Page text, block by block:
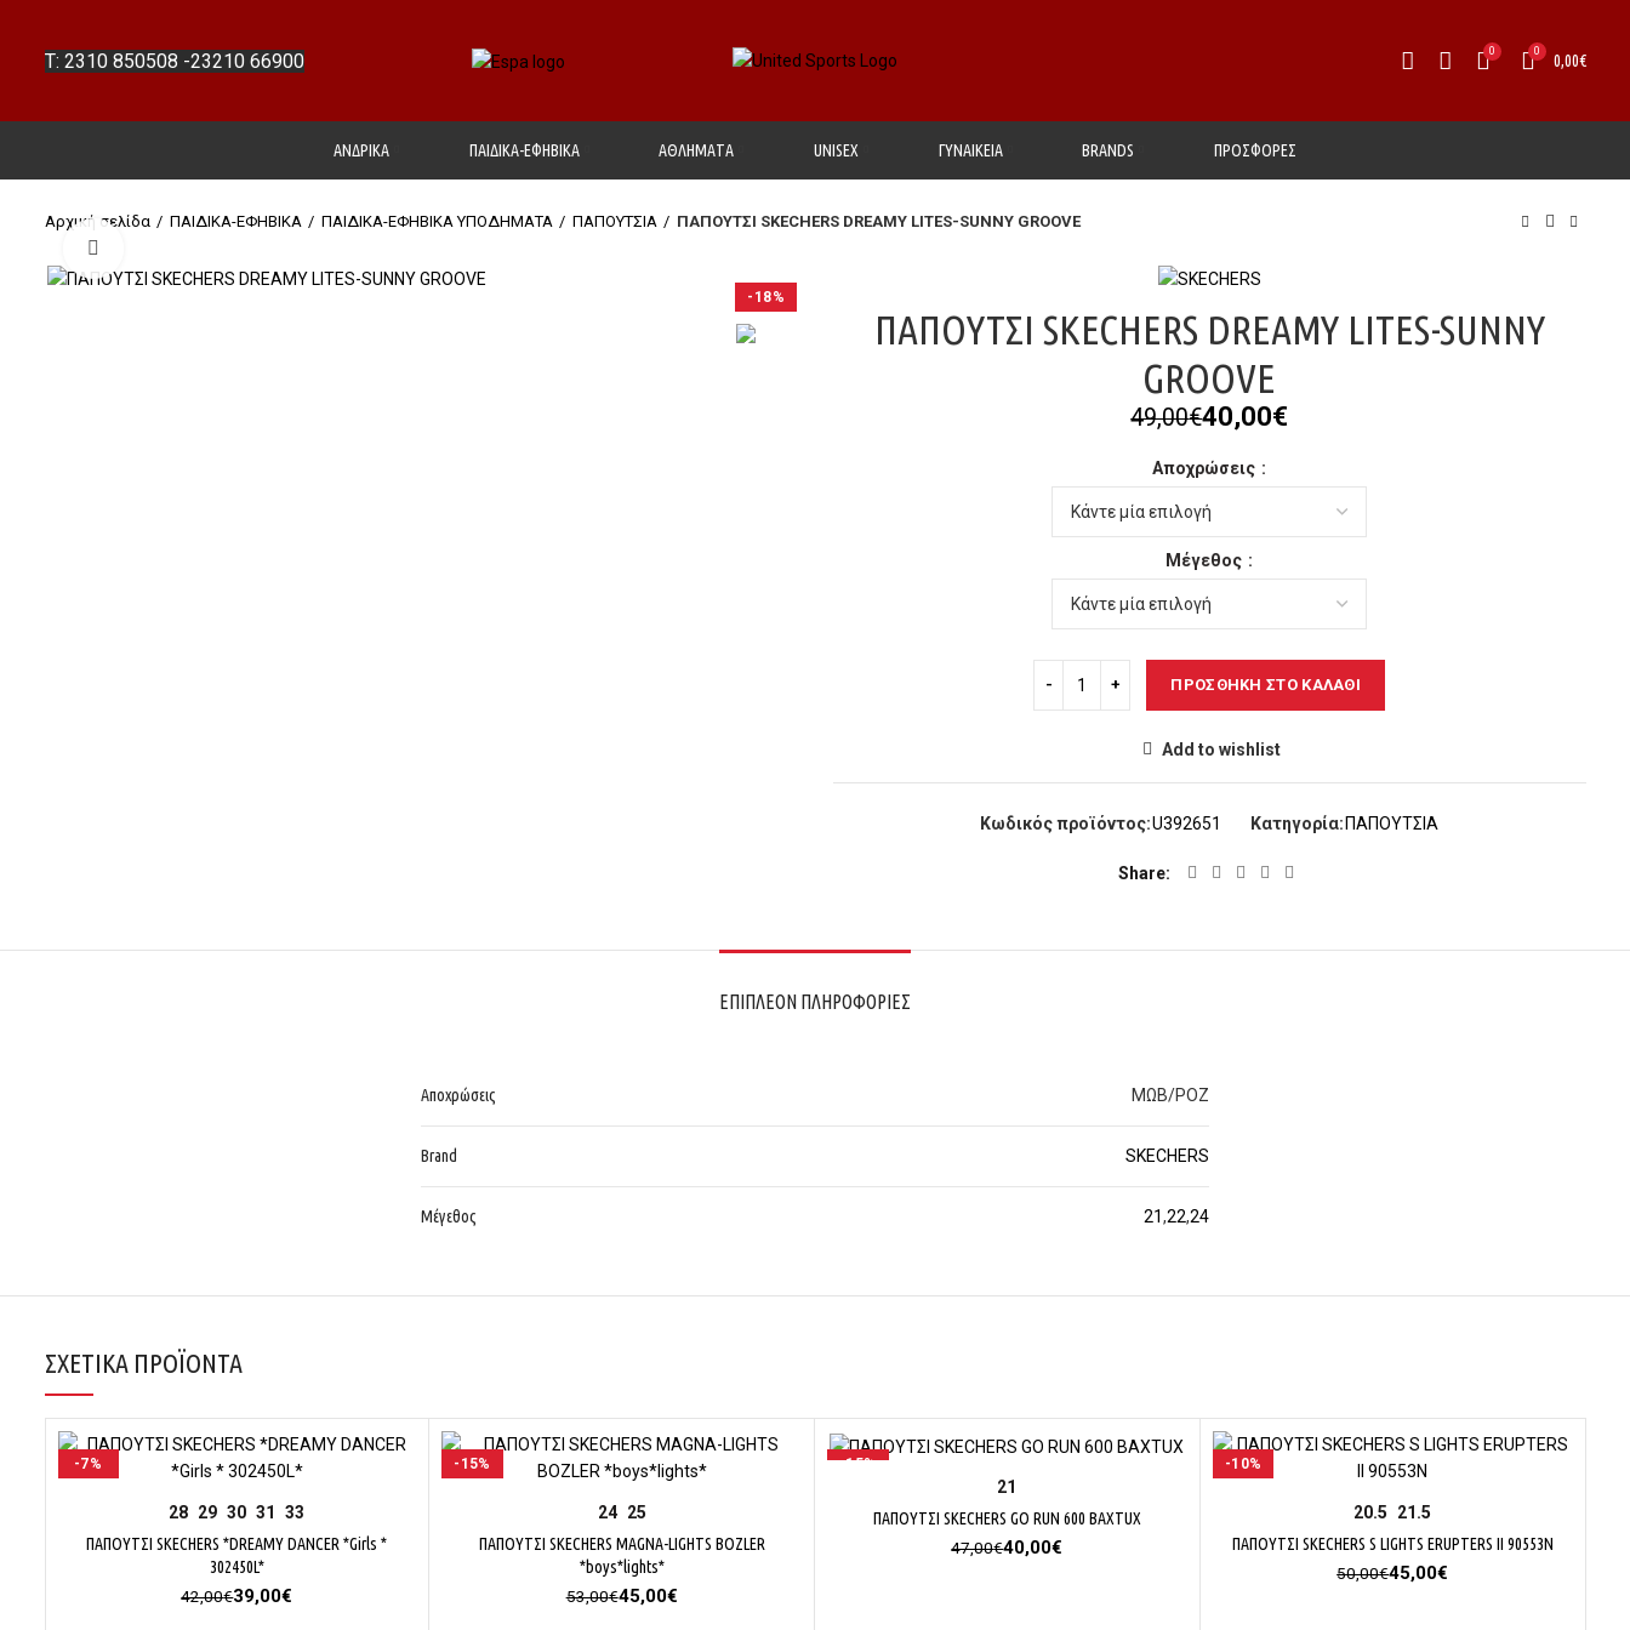
T: 2310 850508 -23210 66900 0 0 0,00€
ΑΝΔΡΙΚΑ ΠΑΙΔΙΚΑ-ΕΦΗΒΙΚΑ ΑΘΛΗΜΑΤΑ UΝΙSΕΧ ΓΥΝΑΙΚΕΙΑ BRANDS ΠΡΟΣΦΟΡΕΣ
Αρχική σελίδα ΠΑΙΔΙΚΑ-ΕΦΗΒΙΚΑ ΠΑΙΔΙΚΑ-ΕΦΗΒΙΚΑ ΥΠΟΔΗΜΑΤΑ ΠΑΠΟΥΤΣΙΑ ΠΑΠΟΥΤΣΙ SKECHERS DREAMY LITES-SUNNY GROOVE
-18%
ΠΑΠΟΥΤΣΙ SKECHERS DREAMY LITES-SUNNY
GROOVE
49,00€Original
was:
49,00€.
40,00€
τιμή
είναι:
40,00€.
Αποχρώσεις
Μέγεθος
ΠΡΟΣΘΉΚΗ ΣΤΟ ΚΑΛΆΘΙ
Add to wishlist
Κωδικός προϊόντος:U392651 Κατηγορία: ΠΑΠΟΥΤΣΙΑ
Share
ΕΠΙΠΛΈΟΝ ΠΛΗΡΟΦΟΡΊΕΣ
Αποχρώσεις ΜΩΒ/ΡΟΖ
Brand SKECHERS
Μέγεθος 21,22,24
ΣΧΕΤΙΚΆ ΠΡΟΪΌΝΤΑ
-7%
ΕΠΙΛΟΓΉ
28 29 30 31
33
ΠΑΠΟΥΤΣΙ SKECHERS *DREAMY DANCER *Girls *
302450L*
42,00€Original
39,00€
-15%
ΕΠΙΛΟΓΉ
24 25
ΠΑΠΟΥΤΣΙ SKECHERS MAGNA-LIGHTS BOZLER
*boys*lights*
53,00€Original
45,00€Η
-15%
ΕΠΙΛΟΓΉ
21
ΠΑΠΟΥΤΣΙ SKECHERS GO RUN 600 BAXTUX
47,00€Original
40,00€
-10%
ΕΠΙΛΟΓΉ
20.5
21.5
ΠΑΠΟΥΤΣΙ SKECHERS S LIGHTS ERUPTERS II 90553Ν
50,00€Original
45,00€